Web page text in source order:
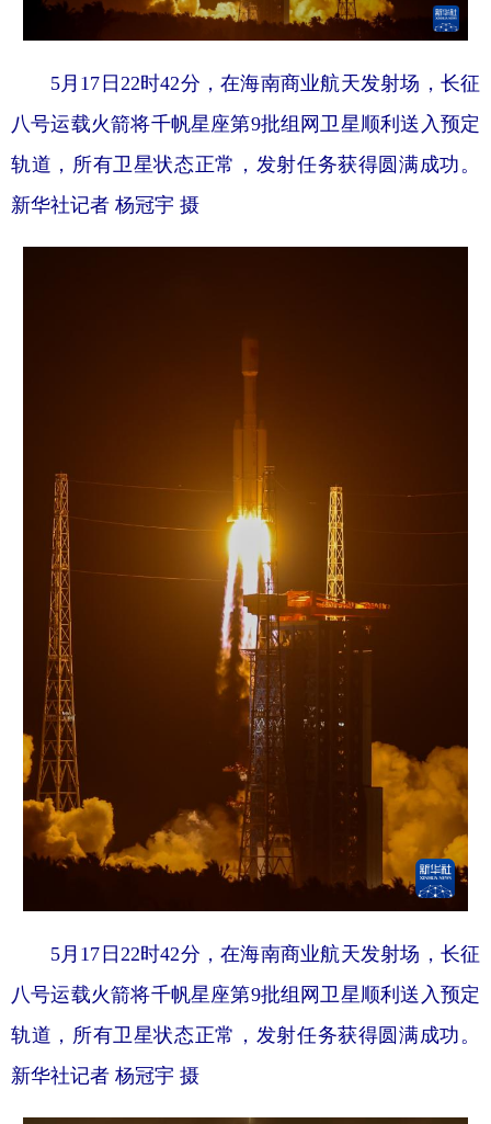
5月17日22时42分，在海南商业航天发射场，长征
八号运载火箭将千帆星座第9批组网卫星顺利送入预定
轨道，所有卫星状态正常，发射任务获得圆满成功。
新华社记者 杨冠宇 摄
5月17日22时42分，在海南商业航天发射场，长征
八号运载火箭将千帆星座第9批组网卫星顺利送入预定
轨道，所有卫星状态正常，发射任务获得圆满成功。
新华社记者 杨冠宇 摄